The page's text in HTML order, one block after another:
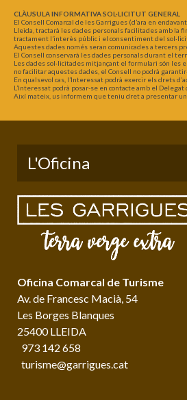
CLÀUSULA INFORMATIVA SOL·LICITUT GENERAL
El Consell Comarcal de les Garrigues (d’ara en
Lleida, tractarà les dades personals facilitades amb la
tractament l’interès públic i el consentiment del
Aquestes dades només seran comunicades a tercers
El Consell conservarà les dades personals durant el
Les dades sol·licitades mitjançant el formulari són les
no facilitar aquestes dades, el Consell no podrà
En qualsevol cas, l’Interessat podrà exercir els drets
L’Interessat podrà posar-se en contacte amb el
Així mateix, us informem que teniu dret a presentar
L'Oficina
Oficina Comarcal de Turisme
Av. de Francesc Macià, 54
Les Borges Blanques
25400 LLEIDA
973 142 658
turisme@garrigues.cat